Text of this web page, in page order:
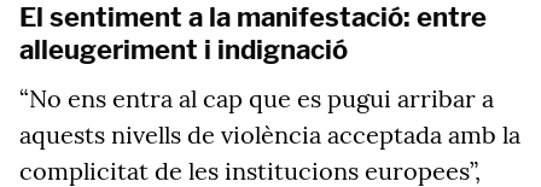
El sentiment a la manifestació: entre
alleugeriment i indignació
“No ens entra al cap que es pugui arribar a
aquests nivells de violència acceptada amb la
complicitat de les institucions europees”,